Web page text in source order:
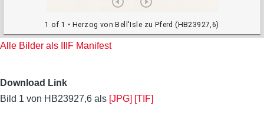
1 of 1 • Herzog von Bell'Isle zu Pferd (HB23927,6)
Alle Bilder als IIIF Manifest
Download Link
Bild 1 von HB23927,6 als [JPG] [TIF]